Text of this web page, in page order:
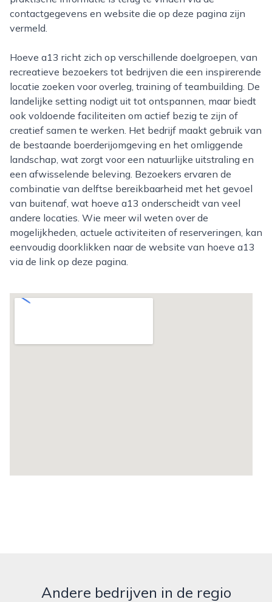
contactgegevens en website die op deze pagina zijn
vermeld.
Hoeve a13 richt zich op verschillende doelgroepen, van
recreatieve bezoekers tot bedrijven die een inspirerende
locatie zoeken voor overleg, training of teambuilding. De
landelijke setting nodigt uit tot ontspannen, maar biedt
ook voldoende faciliteiten om actief bezig te zijn of
creatief samen te werken. Het bedrijf maakt gebruik van
de bestaande boerderijomgeving en het omliggende
landschap, wat zorgt voor een natuurlijke uitstraling en
een afwisselende beleving. Bezoekers ervaren de
combinatie van delftse bereikbaarheid met het gevoel
van buitenaf, wat hoeve a13 onderscheidt van veel
andere locaties. Wie meer wil weten over de
mogelijkheden, actuele activiteiten of reserveringen, kan
eenvoudig doorklikken naar de website van hoeve a13
via de link op deze pagina.
Andere bedrijven in de regio